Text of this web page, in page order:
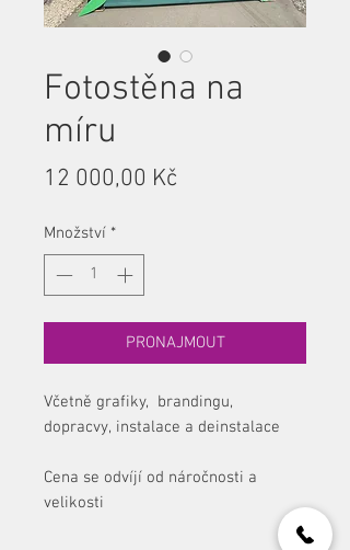
Fotostěna na
míru
12 000,00 Kč
Množství *
PRONAJMOUT
Včetně grafiky, brandingu,
dopracvy, instalace a deinstalace
Cena se odvíjí od náročnosti a
velikosti